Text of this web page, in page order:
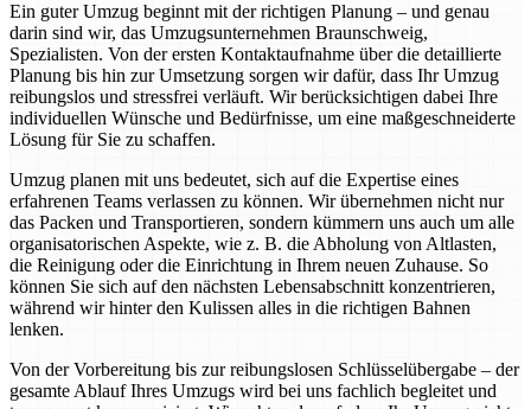
Ein guter Umzug beginnt mit der richtigen Planung – und genau
darin sind wir, das Umzugsunternehmen Braunschweig,
Spezialisten. Von der ersten Kontaktaufnahme über die detaillierte
Planung bis hin zur Umsetzung sorgen wir dafür, dass Ihr Umzug
reibungslos und stressfrei verläuft. Wir berücksichtigen dabei Ihre
individuellen Wünsche und Bedürfnisse, um eine maßgeschneiderte
Lösung für Sie zu schaffen.
Umzug planen mit uns bedeutet, sich auf die Expertise eines
erfahrenen Teams verlassen zu können. Wir übernehmen nicht nur
das Packen und Transportieren, sondern kümmern uns auch um alle
organisatorischen Aspekte, wie z. B. die Abholung von Altlasten,
die Reinigung oder die Einrichtung in Ihrem neuen Zuhause. So
können Sie sich auf den nächsten Lebensabschnitt konzentrieren,
während wir hinter den Kulissen alles in die richtigen Bahnen
lenken.
Von der Vorbereitung bis zur reibungslosen Schlüsselübergabe – der
gesamte Ablauf Ihres Umzugs wird bei uns fachlich begleitet und